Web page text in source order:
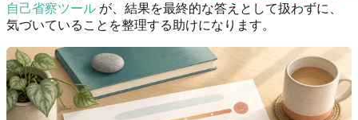
自己省察ツール が、結果を最終的な答えとして扱わずに、
気づいていることを整理する助けになります。